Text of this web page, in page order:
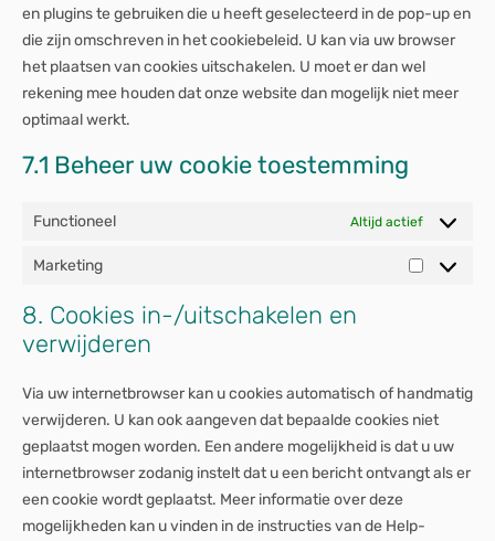
en plugins te gebruiken die u heeft geselecteerd in de pop-up en
die zijn omschreven in het cookiebeleid. U kan via uw browser
het plaatsen van cookies uitschakelen. U moet er dan wel
rekening mee houden dat onze website dan mogelijk niet meer
optimaal werkt.
7.1 Beheer uw cookie toestemming
Functioneel Altijd actief
Marketing
8. Cookies in-/uitschakelen en
verwijderen
Via uw internetbrowser kan u cookies automatisch of handmatig
verwijderen. U kan ook aangeven dat bepaalde cookies niet
geplaatst mogen worden. Een andere mogelijkheid is dat u uw
internetbrowser zodanig instelt dat u een bericht ontvangt als er
een cookie wordt geplaatst. Meer informatie over deze
mogelijkheden kan u vinden in de instructies van de Help-